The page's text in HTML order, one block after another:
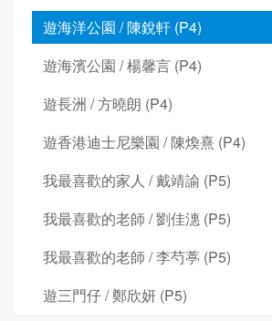
遊海洋公園 / 陳銳軒 (P4)
遊海濱公園 / 楊馨言 (P4)
遊長洲 / 方曉朗 (P4)
遊香港迪士尼樂園 / 陳煥熹 (P4)
我最喜歡的家人 / 戴靖諭 (P5)
我最喜歡的老師 / 劉佳潓 (P5)
我最喜歡的老師 / 李芍葶 (P5)
遊三門仔 / 鄭欣妍 (P5)